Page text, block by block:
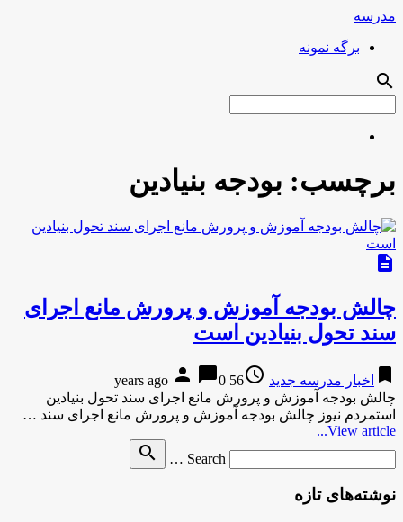
مدرسه
برگه نمونه
search
برچسب: بودجه بنیادین
description
چالش بودجه آموزش و پرورش مانع اجرای
سند تحول بنیادین است
bookmark اخبار مدرسه جدید access_time
56 years ago
person chat_bubble0
چالش بودجه آموزش و پرورش مانع اجرای سند تحول بنیادین
استمردم نیوز چالش بودجه آموزش و پرورش مانع اجرای سند …
View article...
Search …
search
نوشته‌های تازه